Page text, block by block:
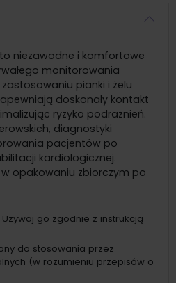
to niezawodne i komfortowe
monitorowania
pianki i żelu
doskonały kontakt
ryzyko podrażnień.
diagnostyki
pacjentów po
kardiologicznej.
opakowaniu zbiorczym po
go zgodnie z instrukcją
do stosowania przez
(w rozumieniu przepisów o